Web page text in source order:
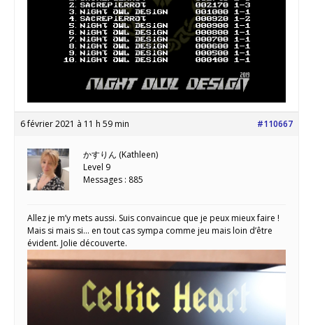
6 février 2021 à 11 h 59 min #110667
かすりん (Kathleen)
Level 9
Messages : 885
Allez je m’y mets aussi. Suis convaincue que je peux mieux faire !
Mais si mais si… en tout cas sympa comme jeu mais loin d’être
évident. Jolie découverte.